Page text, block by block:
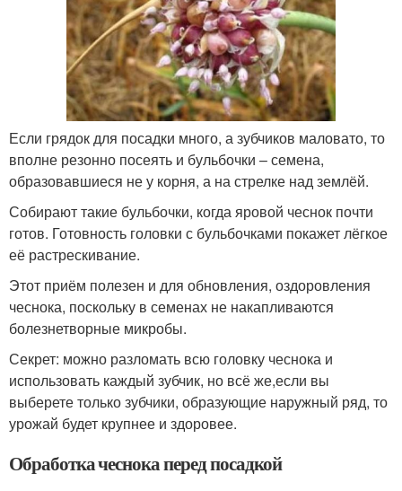
Если грядок для посадки много, а зубчиков маловато, то
вполне резонно посеять и бульбочки – семена,
образовавшиеся не у корня, а на стрелке над землёй.
Собирают такие бульбочки, когда яровой чеснок почти
готов. Готовность головки с бульбочками покажет лёгкое
её растрескивание.
Этот приём полезен и для обновления, оздоровления
чеснока, поскольку в семенах не накапливаются
болезнетворные микробы.
Секрет: можно разломать всю головку чеснока и
использовать каждый зубчик, но всё же,если вы
выберете только зубчики, образующие наружный ряд, то
урожай будет крупнее и здоровее.
Обработка чеснока перед посадкой